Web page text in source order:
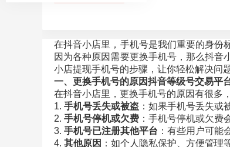
在抖音小店里，手机号是我们重要的身份
因为各种原因需要更换手机号，那么抖
小店提现手机号的步骤，让你轻松解决问
一、更换手机号的原因抖音等级号交易平
在抖音小店里，更换手机号的原因有很多
1. 手机号丢失或被盗 ：如果手机号丢失或
2. 手机号停机或欠费 ：手机号停机或欠费
3. 手机号已注册其他平台 ：有些用户可能
4. 其他原因 ：如个人隐私保护、方便管理